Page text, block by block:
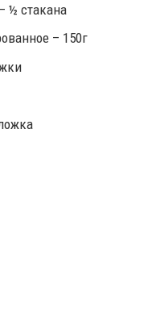
½ стакана
– 150г